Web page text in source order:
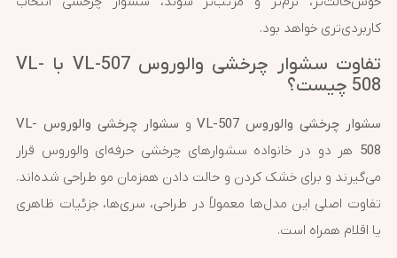
کاربردی‌تری خواهد بود.
تفاوت سشوار چرخشی والوروس VL-507 با VL-
508 چیست؟
سشوار چرخشی والوروس VL-507 و
سشوار چرخشی والوروس VL-
508 هر دو در خانواده سشوارهای چرخشی حرفه‌ای والوروس قرار
می‌گیرند و برای خشک کردن و حالت دادن همزمان مو طراحی شده‌اند.
تفاوت اصلی این مدل‌ها معمولاً در طراحی، سری‌ها، جزئیات ظاهری
یا اقلام همراه است.